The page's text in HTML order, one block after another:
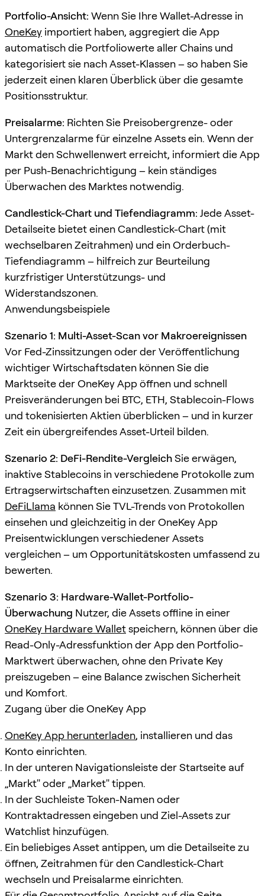
Portfolio-Ansicht: Wenn Sie Ihre Wallet-Adresse in
OneKey importiert haben, aggregiert die App
automatisch die Portfoliowerte aller Chains und
kategorisiert sie nach Asset-Klassen – so haben Sie
jederzeit einen klaren Überblick über die gesamte
Positionsstruktur.
Preisalarme: Richten Sie Preisobergrenze- oder
Untergrenzalarme für einzelne Assets ein. Wenn der
Markt den Schwellenwert erreicht, informiert die App
per Push-Benachrichtigung – kein ständiges
Überwachen des Marktes notwendig.
Candlestick-Chart und Tiefendiagramm: Jede Asset-
Detailseite bietet einen Candlestick-Chart (mit
wechselbaren Zeitrahmen) und ein Orderbuch-
Tiefendiagramm – hilfreich zur Beurteilung
kurzfristiger Unterstützungs- und
Widerstandszonen.
Anwendungsbeispiele
Szenario 1: Multi-Asset-Scan vor Makroereignissen
Vor Fed-Zinssitzungen oder der Veröffentlichung
wichtiger Wirtschaftsdaten können Sie die
Marktseite der OneKey App öffnen und schnell
Preisveränderungen bei BTC, ETH, Stablecoin-Flows
und tokenisierten Aktien überblicken – und in kurzer
Zeit ein übergreifendes Asset-Urteil bilden.
Szenario 2: DeFi-Rendite-VergleichSie erwägen,
inaktive Stablecoins in verschiedene Protokolle zum
Ertragserwirtschaften einzusetzen. Zusammen mit
DeFiLlama können Sie TVL-Trends von Protokollen
einsehen und gleichzeitig in der OneKey App
Preisentwicklungen verschiedener Assets
vergleichen – um Opportunitätskosten umfassend zu
bewerten.
Szenario 3: Hardware-Wallet-Portfolio-
Überwachung Nutzer, die Assets offline in einer
OneKey Hardware Walletspeichern, können über die
Read-Only-Adressfunktion der App den Portfolio-
Marktwert überwachen, ohne den Private Key
preiszugeben – eine Balance zwischen Sicherheit
und Komfort.
Zugang über die OneKey App
OneKey App herunterladen, installieren und das
Konto einrichten.
In der unteren Navigationsleiste der Startseite auf
„Markt" oder „Market" tippen.
In der Suchleiste Token-Namen oder
Kontraktadressen eingeben und Ziel-Assets zur
Watchlist hinzufügen.
Ein beliebiges Asset antippen, um die Detailseite zu
öffnen, Zeitrahmen für den Candlestick-Chart
wechseln und Preisalarme einrichten.